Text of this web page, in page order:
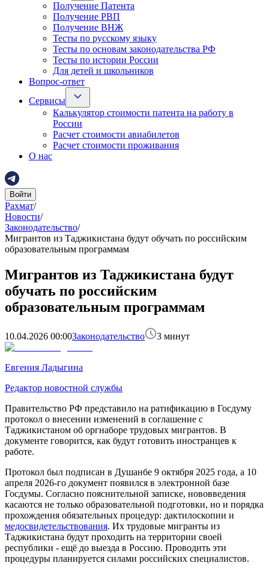
Получение Патента
Получение РВП
Получение ВНЖ
Тесты по русскому языку
Тесты по основам законодательства РФ
Тесты по истории России
Для детей и школьников
Вопрос-ответ
Сервисы
Калькулятор стоимости патента на работу в
России
Расчет стоимости авиабилетов
Расчет стоимости проживания
О нас
Войти
Рахмат/
Новости/
Законодательство/
Мигрантов из Таджикистана будут обучать по российским
образовательным программам
Мигрантов из Таджикистана будут
обучать по российским
образовательным программам
10.04.2026 00:00Законодательство 3 минут
Евгения Ладыгина
Редактор новостной службы
Правительство РФ представило на ратификацию в Госдуму
протокол о внесении изменений в соглашение с
Таджикистаном об оргнаборе трудовых мигрантов. В
документе говорится, как будут готовить иностранцев к
работе.
Протокол был подписан в Душанбе 9 октября 2025 года, а 10
апреля 2026-го документ появился в электронной базе
Госдумы. Согласно пояснительной записке, нововведения
касаются не только образовательной подготовки, но и порядка
прохождения обязательных процедур: дактилоскопии и
медосвидетельствования. Их трудовые мигранты из
Таджикистана будут проходить на территории своей
республики - ещё до выезда в Россию. Проводить эти
процедуры планируется силами российских специалистов.